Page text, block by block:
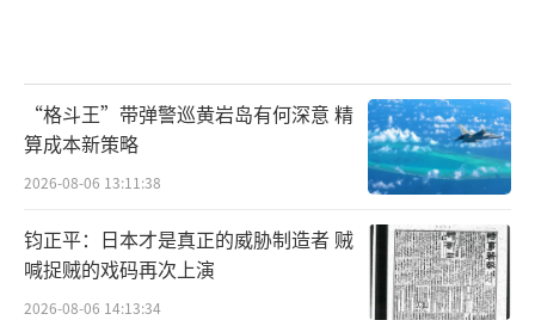
“格斗王”带弹警巡黄岩岛有何深意 精
算成本新策略
2026-08-06 13:11:38
钧正平：日本才是真正的威胁制造者 贼
喊捉贼的戏码再次上演
2026-08-06 14:13:34